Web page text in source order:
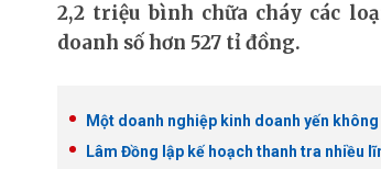
2,2 triệu bình chữa cháy các
doanh số hơn 527 tỉ đồng.
Một doanh nghiệp kinh doanh yến
Lâm Đồng lập kế hoạch thanh tra nhiều